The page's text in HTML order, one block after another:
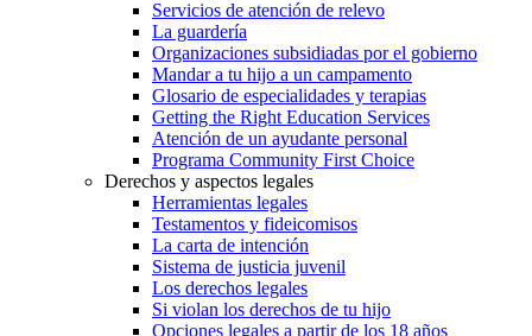
Servicios de atención de relevo
La guardería
Organizaciones subsidiadas por el gobierno
Mandar a tu hijo a un campamento
Glosario de especialidades y terapias
Getting the Right Education Services
Atención de un ayudante personal
Programa Community First Choice
Derechos y aspectos legales
Herramientas legales
Testamentos y fideicomisos
La carta de intención
Sistema de justicia juvenil
Los derechos legales
Si violan los derechos de tu hijo
Opciones legales a partir de los 18 años